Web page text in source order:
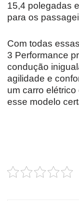
15,4 polegadas
para os
Com todas
3 Performance
condução
agilidade e
um carro
esse modelo
2025!